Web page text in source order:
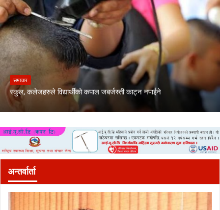
समाचार
स्कुल, कलेजहरुले विद्यार्थीको कपाल जबर्जस्ती काट्न नपाईने
अन्तर्वार्ता